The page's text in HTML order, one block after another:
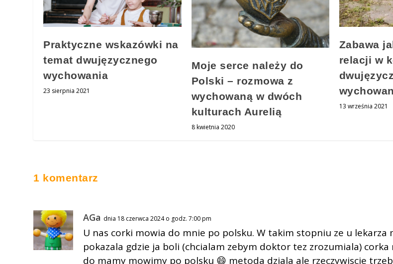
Praktyczne wskazówki na
temat dwujęzycznego
wychowania
23 sierpnia 2021
Moje serce należy do
Polski – rozmowa z
wychowaną w dwóch
kulturach Aurelią
8 kwietnia 2020
Zabawa
relacji w
13 września 2021
1 komentarz
AGa dnia 18 czerwca 2024 o godz. 7:00 pm
U nas corki mowia do mnie po polsku. W takim stopniu ze u
pokazala gdzie ja boli (chcialam zebym doktor tez zrozumiala)
do mamy mowimy po polsku 😄 metoda dziala ale rzeczywiscie